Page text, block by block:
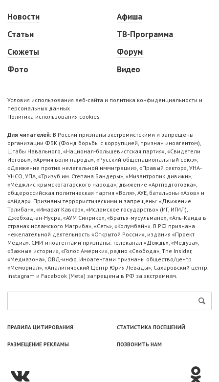
Новости
Статьи
Сюжеты
Фото
Афиша
ТВ-Программа
Форум
Видео
Условия использования веб-сайта и политика конфиденциальности и
персональных данных
Политика использования cookies
Для читателей: В России признаны экстремистскими и запрещены
организации ФБК (Фонд борьбы с коррупцией, признан иноагентом),
Штабы Навального, «Национал-большевистская партия», «Свидетели
Иеговы», «Армия воли народа», «Русский общенациональный союз»,
«Движение против нелегальной иммиграции», «Правый сектор», УНА-
УНСО, УПА, «Тризуб им. Степана Бандеры», «Мизантропик дивижн»,
«Меджлис крымскотатарского народа», движение «Артподготовка»,
общероссийская политическая партия «Воля», АУЕ, батальоны «Азов» и
«Айдар». Признаны террористическими и запрещены: «Движение
Талибан», «Имарат Кавказ», «Исламское государство» (ИГ, ИГИЛ),
Джебхад-ан-Нусра, «АУМ Синрике», «Братья-мусульмане», «Аль-Каида в
странах исламского Магриба», «Сеть», «Колумбайн». В РФ признана
нежелательной деятельность «Открытой России», издания «Проект
Медиа». СМИ-иноагентами признаны: телеканал «Дождь», «Медуза»,
«Важные истории», «Голос Америки», радио «Свобода», The Insider,
«Медиазона», ОВД-инфо. Иноагентами признаны общество/центр
«Мемориал», «Аналитический Центр Юрия Левады», Сахаровский центр.
Instagram и Facebook (Metа) запрещены в РФ за экстремизм.
ПРАВИЛА ЦИТИРОВАНИЯ СТАТИСТИКА ПОСЕЩЕНИЙ
РАЗМЕЩЕНИЕ РЕКЛАМЫ ПОЗВОНИТЬ НАМ